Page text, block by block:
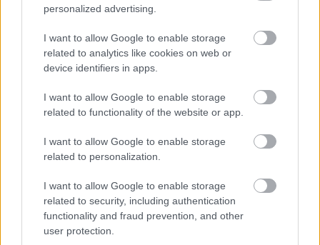
personalized advertising.
I want to allow Google to enable storage
related to analytics like cookies on web or
device identifiers in apps.
I want to allow Google to enable storage
related to functionality of the website or app.
I want to allow Google to enable storage
related to personalization.
I want to allow Google to enable storage
related to security, including authentication
functionality and fraud prevention, and other
user protection.
HIRDETÉS
LEGOLVASOTTABB
Látlelet a hazai víziközművekről?